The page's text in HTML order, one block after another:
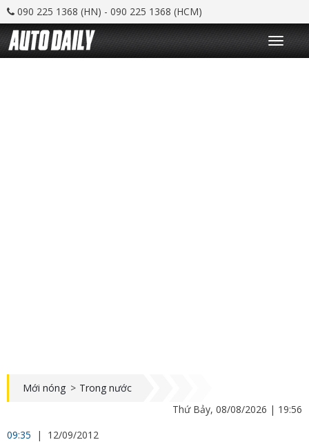
090 225 1368 (HN) - 090 225 1368 (HCM)
T
o
g
Mới nóng > Trong nước
Thứ Bảy, 08/08/2026 | 19:56
09:35
| 12/09/2012